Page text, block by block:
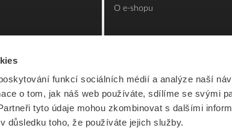
funkcí sociálních médií a analýze naší
o tom, jak náš web používáte, sdílíme se svými
tyto údaje mohou zkombinovat s dalšími
důsledku toho, že používáte jejich služby.
O e-shopu